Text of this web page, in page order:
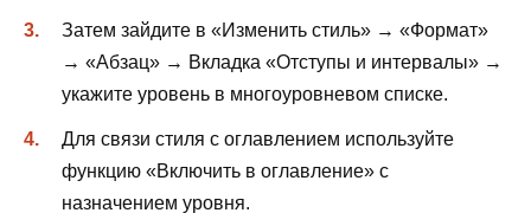
Затем зайдите в «Изменить стиль» → «Формат»
→ «Абзац» → Вкладка «Отступы и интервалы» →
укажите уровень в многоуровневом списке.
Для связи стиля с оглавлением используйте
функцию «Включить в оглавление» с
назначением уровня.